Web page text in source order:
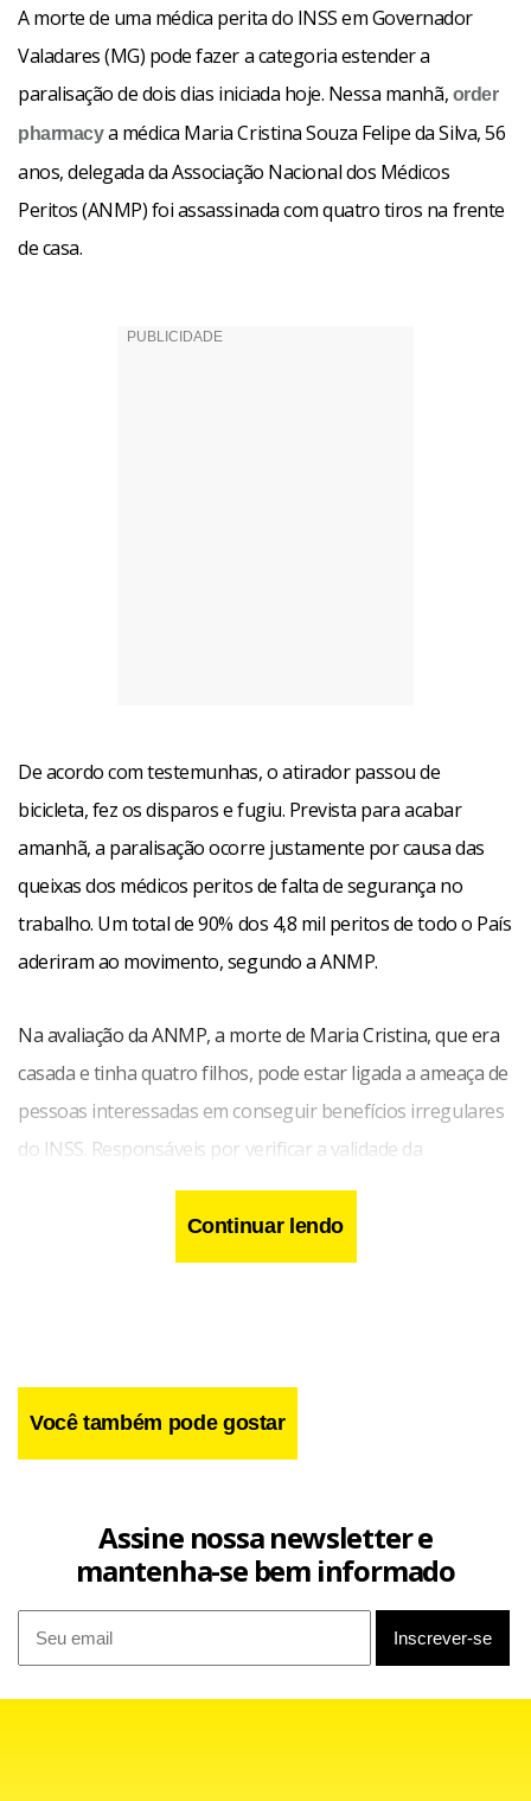
A morte de uma médica perita do INSS em Governador
Valadares (MG) pode fazer a categoria estender a
paralisação de dois dias iniciada hoje. Nessa manhã, order
pharmacya médica Maria Cristina Souza Felipe da Silva, 56
anos, delegada da Associação Nacional dos Médicos
Peritos (ANMP) foi assassinada com quatro tiros na frente
de casa.
De acordo com testemunhas, o atirador passou de
bicicleta, fez os disparos e fugiu. Prevista para acabar
amanhã, a paralisação ocorre justamente por causa das
queixas dos médicos peritos de falta de segurança no
trabalho. Um total de 90% dos 4,8 mil peritos de todo o País
aderiram ao movimento, segundo a ANMP.
Na avaliação da ANMP, a morte de Maria Cristina, que era
casada e tinha quatro filhos, pode estar ligada a ameaça de
pessoas interessadas em conseguir benefícios irregulares
do INSS. Responsáveis por verificar a validade da
concessão de aposentadorias e pensões, os peritos
reivindicam melhorias na segurança no trabalho e alegam
que são constantemente agredidos por segurados
Continuar lendo
Você também pode gostar
Assine nossa newsletter e
mantenha-se bem informado